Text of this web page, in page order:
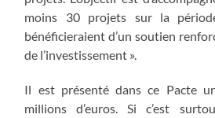
moins 30 projets sur la
bénéficieraient d’un soutien
de l’investissement ».
Il est présenté dans ce Pacte
millions d’euros. Si c’est